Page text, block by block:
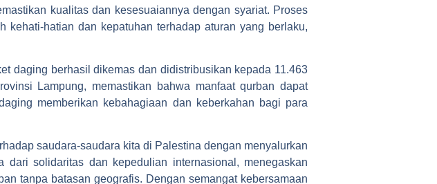
kualitas dan kesesuaiannya dengan syariat. Proses
hatian dan kepatuhan terhadap aturan yang berlaku,
daging berhasil dikemas dan didistribusikan kepada 11.463
Lampung, memastikan bahwa manfaat qurban dapat
memberikan kebahagiaan dan keberkahan bagi para
saudara-saudara kita di Palestina dengan menyalurkan
solidaritas dan kepedulian internasional, menegaskan
tanpa batasan geografis. Dengan semangat kebersamaan